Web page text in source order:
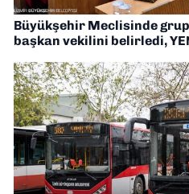
Büyükşehir Meclisinde
başkan vekilini belirledi,